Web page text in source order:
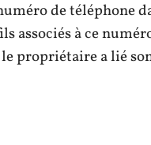
de téléphone
associés à ce
propriétaire a lié